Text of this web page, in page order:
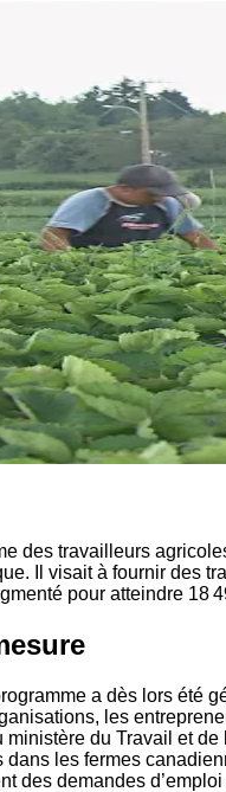
des travailleurs
Il visait à fournir des
pour atteindre 18
a dès lors été
les
ministère du Travail et
les fermes
des demandes